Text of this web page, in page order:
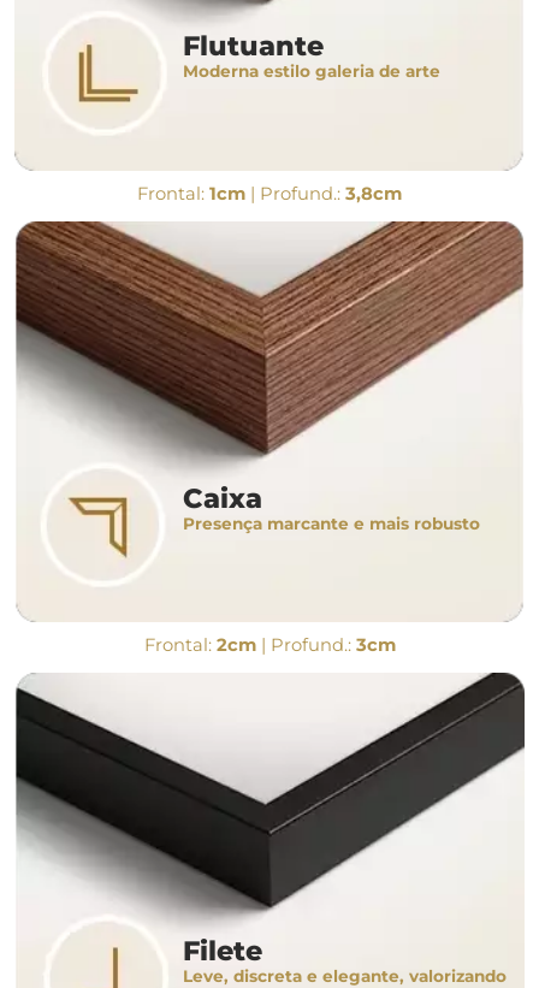
Flutuante
Moderna estilo galeria de arte
Frontal: 1cm | Profund.: 3,8cm
Caixa
Presença marcante e mais robusto
Frontal: 2cm| Profund.: 3cm
Filete
Leve, discreta e elegante, valorizando